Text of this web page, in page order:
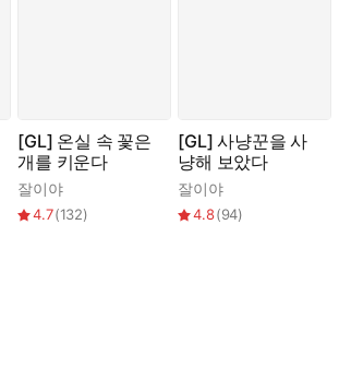
[GL] 온실 속 꽃은
개를 키운다
잘이야
4.7(132)
[GL] 사냥꾼을 사
냥해 보았다
잘이야
4.8(94)